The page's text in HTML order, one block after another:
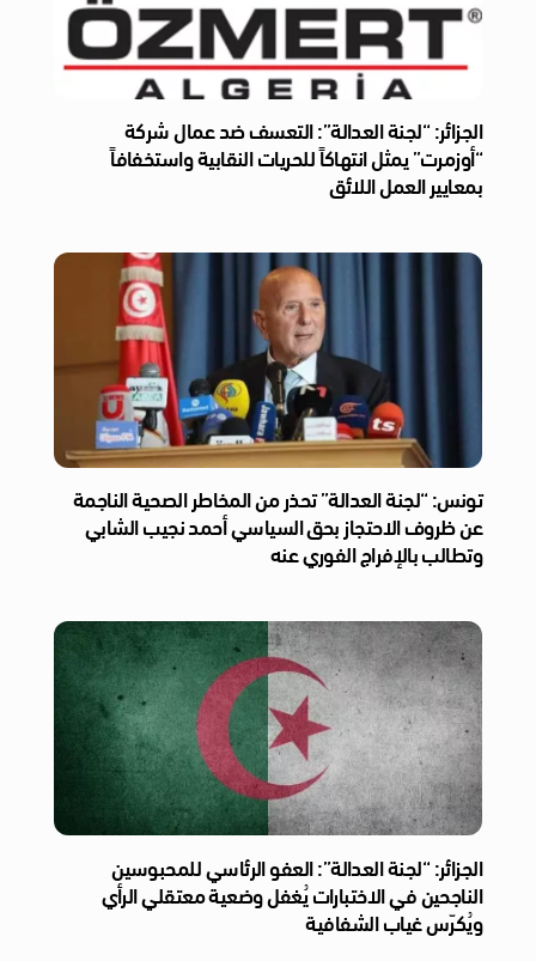
الجزائر: “لجنة العدالة”: التعسف ضد عمال شركة
“أوزمرت” يمثل انتهاكاً للحريات النقابية واستخفافاً
بمعايير العمل اللائق
تونس: “لجنة العدالة” تحذر من المخاطر الصحية الناجمة
عن ظروف الاحتجاز بحق السياسي أحمد نجيب الشابي
وتطالب بالإفراج الفوري عنه
الجزائر: “لجنة العدالة”: العفو الرئاسي للمحبوسين
الناجحين في الاختبارات يُغفل وضعية معتقلي الرأي
ويُكرّس غياب الشفافية